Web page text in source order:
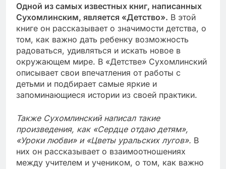
Одной из самых известных книг, написанных
Сухомлинским, является «Детство». В этой
книге он рассказывает о значимости детства, о
том, как важно дать ребенку возможность
радоваться, удивляться и искать новое в
окружающем мире. В «Детстве» Сухомлинский
описывает свои впечатления от работы с
детьми и подбирает самые яркие и
запоминающиеся истории из своей практики.
Также Сухомлинский написал такие
произведения, как «Сердце отдаю детям»,
«Уроки любви» и «Цветы уральских лугов». В
них он рассказывает о взаимоотношениях
между учителем и учеником, о том, как важно